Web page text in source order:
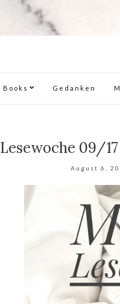
Books Gedanken
Lesewoche 09/
August 6,